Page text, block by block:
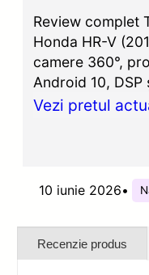
Review complet
Honda HR-V
camere 360°,
Android 10, DSP
Vezi pretul
10 iunie 2026•
Recenzie produs